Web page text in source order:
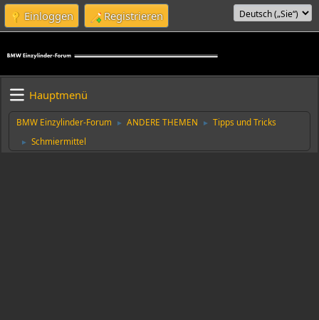
Einloggen Registrieren
Hauptmenü
BMW Einzylinder-Forum ► ANDERE THEMEN ► Tipps und Tricks
► Schmiermittel